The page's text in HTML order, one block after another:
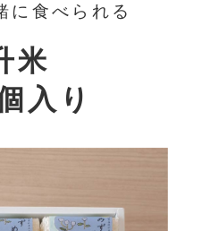
に食べられる
米
入り